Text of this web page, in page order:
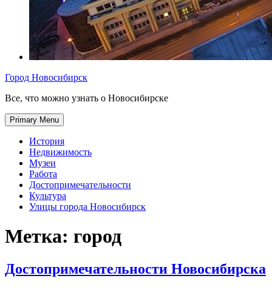
Город Новосибирск
Все, что можно узнать о Новосибирске
Primary Menu
История
Недвижимость
Музеи
Работа
Достопримечательности
Культура
Улицы города Новосибирск
Метка: город
Достопримечательности Новосибирска